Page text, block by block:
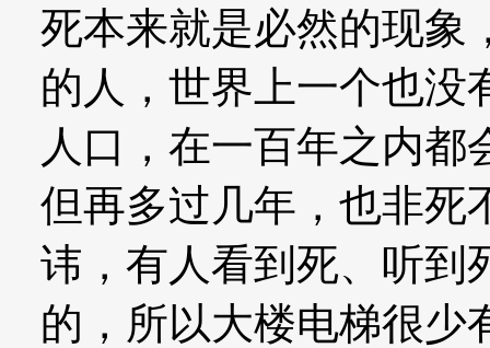
死本来就是必然的现象
的人，世界上一个也没
人口，在一百年之内
但再多过几年，也非死
讳，有人看到死、听到
的，所以大楼电梯很少